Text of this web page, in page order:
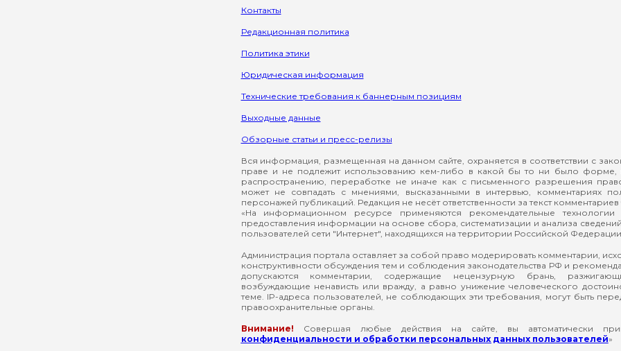
Контакты
Редакционная политика
Политика этики
Юридическая информация
Технические требования к баннерным позициям
Выходные данные
Обзорные статьи и пресс-релизы
Вся информация, размещенная на данном сайте, охраняется в соответствии с
праве и не подлежит использованию кем-либо в какой бы то ни было форме,
распространению, переработке не иначе как с письменного разрешения
может не совпадать с мнениями, высказанными в интервью, комментариях
персонажей публикаций. Редакция не несёт ответственности за текст комментариев
«На информационном ресурсе применяются рекомендательные технологии
предоставления информации на основе сбора, систематизации и анализа
пользователей сети "Интернет", находящихся на территории Российской
Администрация портала оставляет за собой право модерировать комментарии,
конструктивности обсуждения тем и соблюдения законодательства РФ и
допускаются комментарии, содержащие нецензурную брань,
возбуждающие ненависть или вражду, а равно унижение человеческого
теме. IP-адреса пользователей, не соблюдающих эти требования, могут быть
правоохранительные органы.
Внимание! Совершая любые действия на сайте, вы автоматически
конфиденциальности и обработки персональных данных пользователей»